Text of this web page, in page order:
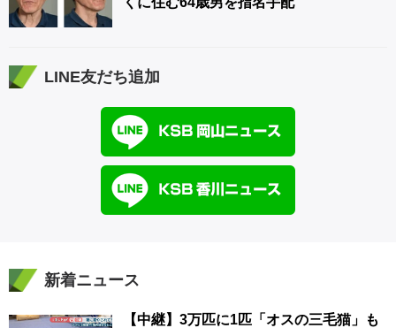
LINE友だち追加
新着ニュース
【中継】3万匹に1匹「オスの三毛猫」も